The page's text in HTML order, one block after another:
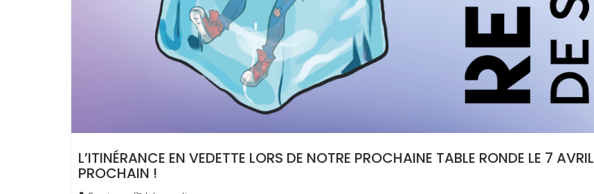
L’ITINÉRANCE EN VEDETTE LORS DE NOTRE PROCHAINE TABLE RONDE LE 7 AVRIL
PROCHAIN !